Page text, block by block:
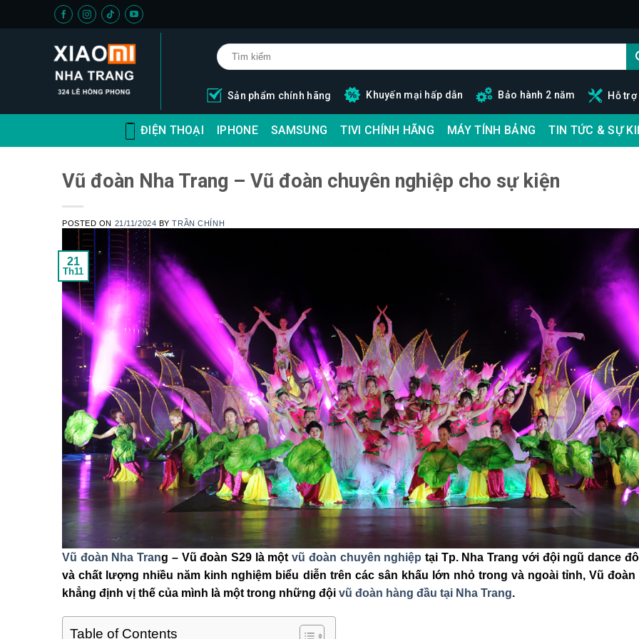
Sản phẩm chính hãng Khuyến mại hấp dẫn Bảo hành 2 năm Hỗ
ĐIỆN THOẠI IPHONE SAMSUNG TIVI CHÍNH HÃNG MÁY TÍNH BẢNG TIN TỨC & SỰ
Vũ đoàn Nha Trang – Vũ đoàn chuyên nghiệp cho sự kiện
POSTED ON 21/11/2024 BYTRẦN CHÍNH
21
Th11
Vũ đoàn Nha Trang – Vũ đoàn S29 là mộtvũ đoàn chuyên nghiệp tại Tp. Nha Trang với đội ngũ dance
và chất lượng nhiều năm kinh nghiệm biểu diễn trên các sân khấu lớn nhỏ trong và ngoài tỉnh, Vũ đoàn
khẳng định vị thế của mình là một trong những đội vũ đoàn hàng đầu tại Nha Trang.
Table of Contents